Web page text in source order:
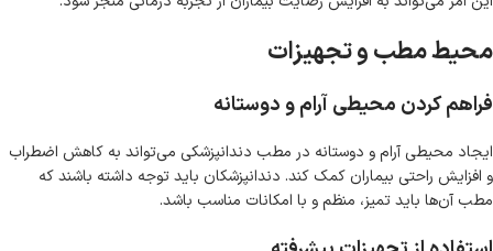
محیط مطب و تجهیزات
فراهم کردن محیطی آرام و دوستانه
ایجاد محیطی آرام و دوستانه در مطب دندانپزشکی می‌تواند به کاهش اضطراب
و افزایش راحتی بیماران کمک کند. دندانپزشکان باید توجه داشته باشند که
مطب آن‌ها باید تمیز، منظم و با امکانات مناسب باشد.